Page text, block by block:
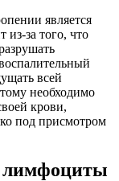
является
из-за того, что
всей
необходимо
крови,
под присмотром